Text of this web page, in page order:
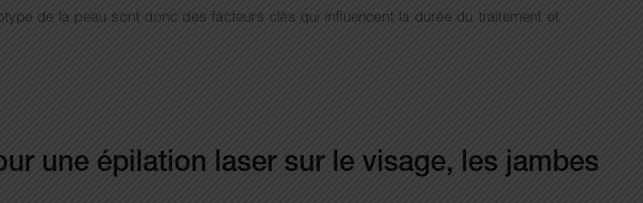
de la peau sont donc des facteurs clés qui influencent la durée du traitement et
une épilation laser sur le visage, les jambes